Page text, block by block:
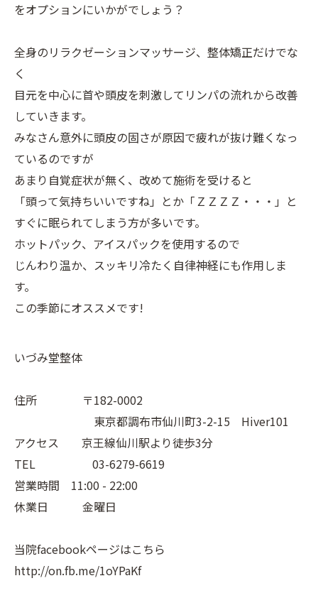
をオプションにいかがでしょう？
全身のリラクゼーションマッサージ、整体矯正だけでな
く
目元を中心に首や頭皮を刺激してリンパの流れから改善
していきます。
みなさん意外に頭皮の固さが原因で疲れが抜け難くなっ
ているのですが
あまり自覚症状が無く、改めて施術を受けると
「頭って気持ちいいですね」とか「ＺＺＺＺ・・・」と
すぐに眠られてしまう方が多いです。
ホットパック、アイスパックを使用するので
じんわり温か、スッキリ冷たく自律神経にも作用しま
す。
この季節にオススメです!
いづみ堂整体
住所 〒182-0002
東京都調布市仙川町3-2-15 Hiver101
アクセス 京王線仙川駅より徒歩3分
TEL 03-6279-6619
営業時間 11:00 - 22:00
休業日 金曜日
当院facebookページはこちら
http://on.fb.me/1oYPaKf